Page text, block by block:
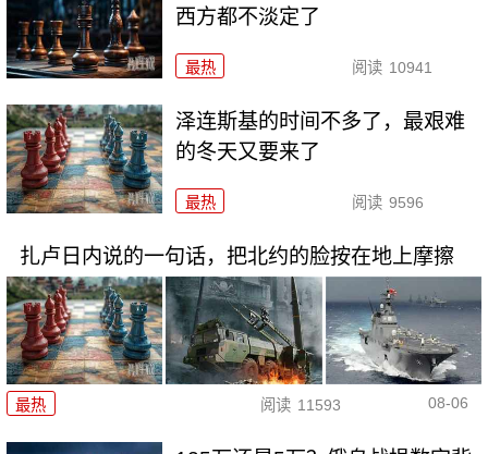
西方都不淡定了
最热 阅读 10941
泽连斯基的时间不多了，最艰难
的冬天又要来了
最热 阅读 9596
扎卢日内说的一句话，把北约的脸按在地上摩擦
最热 阅读 11593 08-06